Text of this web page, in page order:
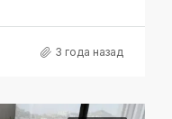
3 года назад